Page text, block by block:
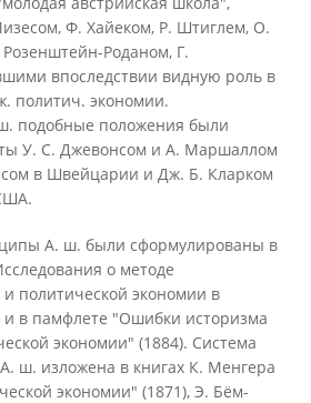
Ф. Хайеком, Р. Штиглем, О.
Роданом, Г.
впоследствии видную роль в
политич. экономии.
подобные положения были
У. С. Джевонсом и А. Маршаллом
в Швейцарии и Дж. Б. Кларком
А. ш. были сформулированы в
о методе
политической экономии в
и в памфлете "Ошибки историзма
экономии" (1884). Система
ш. изложена в книгах К. Менгера
экономии" (1871), Э. Бём-